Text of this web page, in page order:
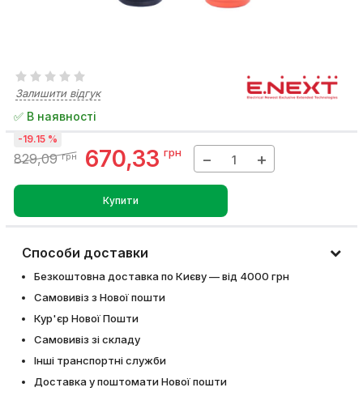
Залишити відгук
✅ В наявності
829,09 грн 670,33 грн
-19.15 %
− +
Купити
Способи доставки
Безкоштовна доставка по Києву — від 4000 грн
Самовивіз з Нової пошти
Кур'єр Нової Пошти
Самовивіз зі складу
Інші транспортні служби
Доставка у поштомати Нової пошти